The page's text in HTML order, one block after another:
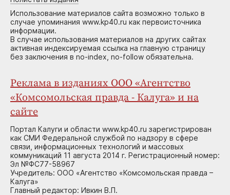
Использование материалов сайта возможно только в
случае упоминания www.kp40.ru как первоисточника
информации.
В случае использования материалов на других сайтах
активная индексируемая ссылка на главную страницу
без заключения в no-index, no-follow обязательна.
Реклама в изданиях ООО «Агентство
«Комсомольская правда - Калуга» и на
сайте
Портал Калуги и области www.kp40.ru зарегистрирован
как СМИ Федеральной службой по надзору в сфере
связи, информационных технологий и массовых
коммуникаций 11 августа 2014 г. Регистрационный номер:
Эл №ФС77-58967
Учредитель: ООО «Агентство «Комсомольская правда –
Калуга»
Главный редактор: Ивкин В.П.